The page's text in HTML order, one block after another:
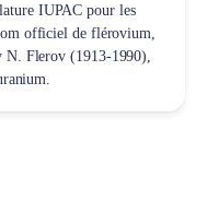
IUPAC pour les
officiel de flérovium,
N. Flerov (1913-1990),